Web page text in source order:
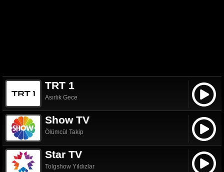
TRT 1
Asırlık Gece
Show TV
Ölümcül Takip
Star TV
Tolgshow Yıldızlar